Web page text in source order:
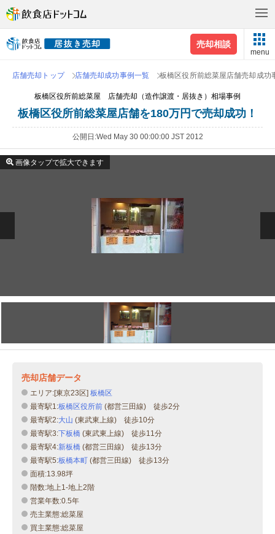
売却相談
menu
店舗売却トップ 店舗売却成功事例一覧 板橋区役所前総菜屋店舗売却成功
板橋区役所前総菜屋 店舗売却（造作譲渡・居抜き）相場事例
板橋区役所前総菜屋店舗を180万円で売却成功！
公開日 Wed May 30 00:00:00 JST 2012
画像タップで拡大できます
売却店舗データ
エリア:[東京23区] 板橋区
最寄駅1:板橋区役所前 (都営三田線) 徒歩2分
最寄駅2:大山 (東武東上線) 徒歩10分
最寄駅3:下板橋 (東武東上線) 徒歩11分
最寄駅4:新板橋 (都営三田線) 徒歩13分
最寄駅5:板橋本町 (都営三田線) 徒歩13分
面積:13.98坪
階数:地上1-地上2階
営業年数:0.5年
売主業態:総菜屋
買主業態:総菜屋